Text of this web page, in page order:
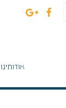
אודותינו